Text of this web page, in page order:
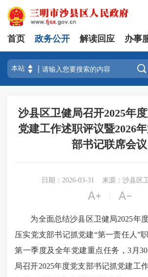
首页 政务公开 解读回应 办事

沙县区卫健局召开2025年
党建工作述职评议暨2026
部书记联席会议
日期：2026-03-31 来源：沙县区
 
为全面总结沙县区卫健局2025年度
压实党支部书记抓党建“第一责任人”
第一季度及全年党建重点任务，3月
局召开2025年度党支部书记抓党建工